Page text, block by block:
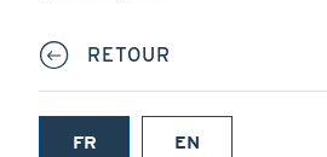
RETOUR
FR
EN